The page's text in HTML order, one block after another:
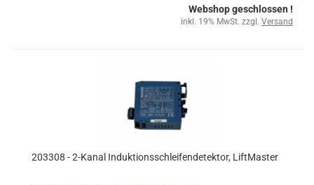
Webshop geschlossen !
inkl. 19% MwSt. zzgl. Versand
203308 - 2-Kanal Induktionsschleifendetektor, LiftMaster